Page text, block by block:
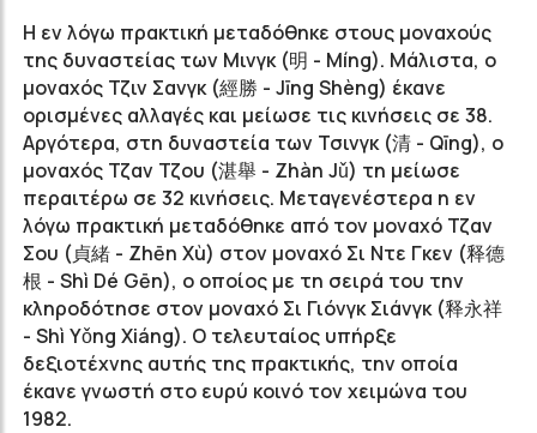
Η εν λόγω πρακτική μεταδόθηκε στους μοναχούς
της δυναστείας των Μινγκ (明 - Míng). Μάλιστα, ο
μοναχός Τζιν Σανγκ (經勝 - Jīng Shèng) έκανε
ορισμένες αλλαγές και μείωσε τις κινήσεις σε 38.
Αργότερα, στη δυναστεία των Τσινγκ (清 - Qīng), ο
μοναχός Τζαν Τζου (湛舉 - Zhàn Jǔ) τη μείωσε
περαιτέρω σε 32 κινήσεις. Μεταγενέστερα η εν
λόγω πρακτική μεταδόθηκε από τον μοναχό Τζαν
Σου (貞緒 - Zhēn Xù) στον μοναχό Σι Ντε Γκεν (释德
根 - Shì Dé Gēn), ο οποίος με τη σειρά του την
κληροδότησε στον μοναχό Σι Γιόνγκ Σιάνγκ (释永祥
- Shì Yǒng Xiáng). Ο τελευταίος υπήρξε
δεξιοτέχνης αυτής της πρακτικής, την οποία
έκανε γνωστή στο ευρύ κοινό τον χειμώνα του
1982.